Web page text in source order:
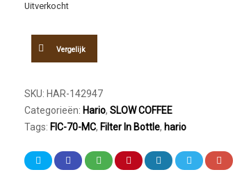
Uitverkocht
Vergelijk
SKU: HAR-142947
Categorieën: Hario, SLOW COFFEE
Tags: FIC-70-MC, Filter In Bottle, hario